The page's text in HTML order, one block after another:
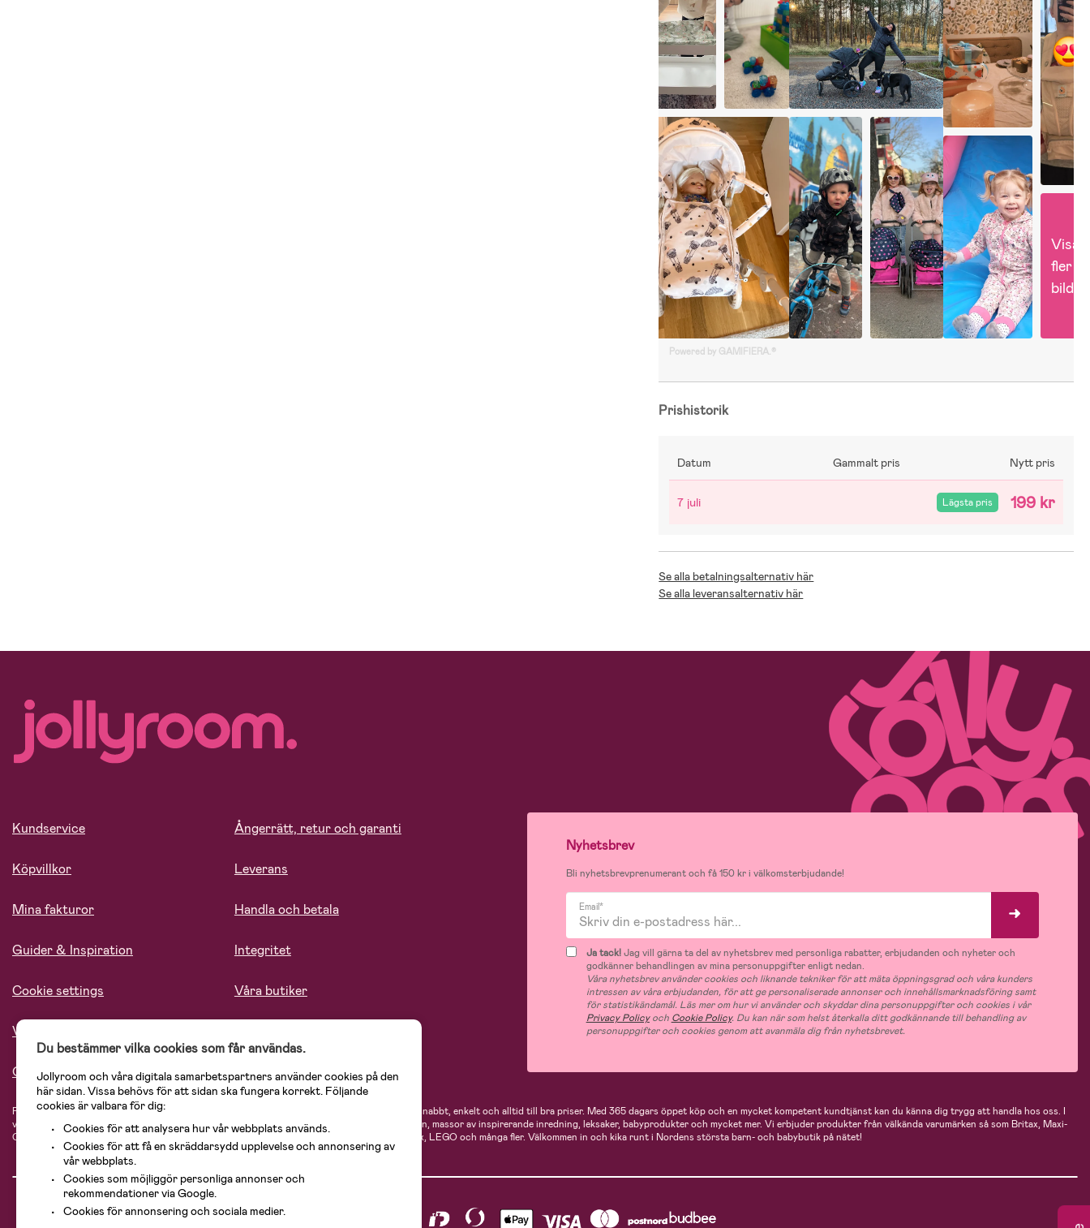
Visa
fler
bilder
Powered by GAMIFIERA.®
Prishistorik
Datum Gammalt pris Nytt pris
7 juli Lägsta pris 199 kr
Se alla betalningsalternativ här
Se alla leveransalternativ här
Kundservice
Köpvillkor
Mina fakturor
Guider & Inspiration
Cookie settings
Vårt ansvar
Om oss
Ångerrätt, retur och garanti
Leverans
Handla och betala
Integritet
Våra butiker
Nyhetsbrev
Bli nyhetsbrevprenumerant och få 150 kr i välkomsterbjudande!
Email*
Ja tack!Jag vill gärna ta del av nyhetsbrev med personliga rabatter, erbjudanden och nyheter och
godkänner behandlingen av mina personuppgifter enligt nedan.
Våra nyhetsbrev använder cookies och liknande tekniker för att mäta öppningsgrad och våra kunders
intressen av våra erbjudanden, för att ge personaliserade annonser och innehållsmarknadsföring samt
för statistikändamål. Läs mer om hur vi använder och skyddar dina personuppgifter och cookies i vår
Privacy Policyoch Cookie Policy. Du kan när som helst återkalla ditt godkännande till behandling av
personuppgifter och cookies genom att avanmäla dig från nyhetsbrevet.
På Jollyroom.se hittar du ett stort utbud av produkter för barnfamiljen. Hos oss handlar du snabbt, enkelt och alltid till bra priser. Med 365 dagars öppet köp och en mycket kompetent kundtjänst kan du känna dig trygg att handla hos oss. I
vårt sortiment hittar du barnvagnar, bilstolar, kläder för barn och baby, produkter för mamman, massor av inspirerande inredning, leksaker, babyprodukter och mycket mer. Vi erbjuder produkter från välkända varumärken så som Britax, Maxi-
Cosi, Baby Jogger, BabyBjörn, Didriksons, KidKraft, Ergobaby, Philips Avent, Neonate, Cybex, LEGO och många fler. Välkommen in och kika runt i Nordens största barn- och babybutik på nätet!
Du bestämmer vilka cookies som får användas.
Jollyroom och våra digitala samarbetspartners använder cookies på den
här sidan. Vissa behövs för att sidan ska fungera korrekt. Följande
cookies är valbara för dig:
Cookies för att analysera hur vår webbplats används.
Cookies för att få en skräddarsydd upplevelse och annonsering av
vår webbplats.
Cookies som möjliggör personliga annonser och
rekommendationer via Google.
Cookies för annonsering och sociala medier.